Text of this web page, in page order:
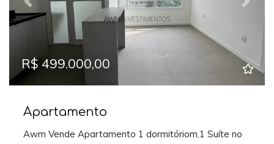
Previous Next
R$ 499.000,00
Apartamento
Awm Vende Apartamento 1 dormitóriom,1 Suíte no